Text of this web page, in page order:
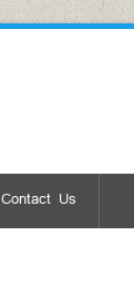
Contact Us